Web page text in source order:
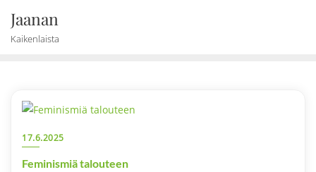
content
Jaanan
Kaikenlaista
17.6.2025
Feminismiä talouteen